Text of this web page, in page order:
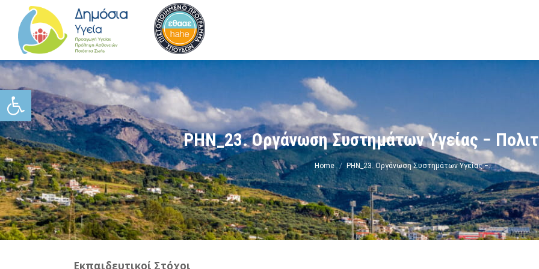
Ανοίξτε τη γραμμή εργαλείων
PHN_23. Οργάνωση Συστημάτων Υγείας −
You are here:
Home PHN_23. Οργάνωση Συστημάτων Υγείας −…
Εκπαιδευτικοί Στόχοι